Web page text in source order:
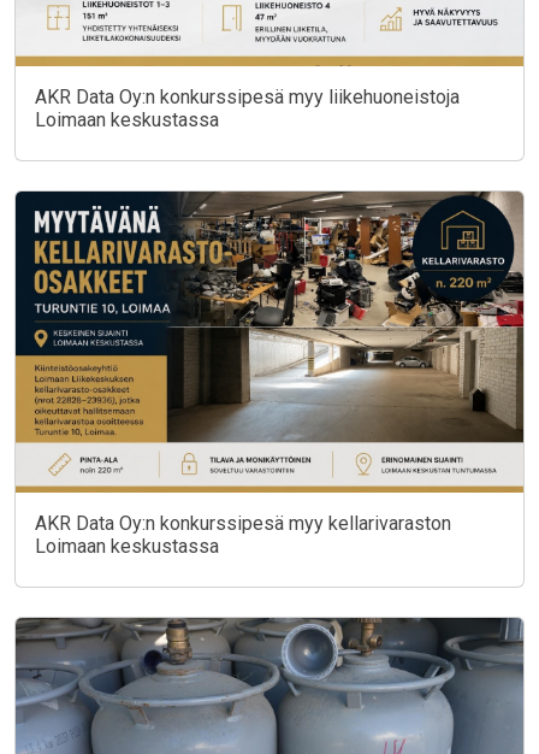
AKR Data Oy:n konkurssipesä myy liikehuoneistoja
Loimaan keskustassa
AKR Data Oy:n konkurssipesä myy kellarivaraston
Loimaan keskustassa